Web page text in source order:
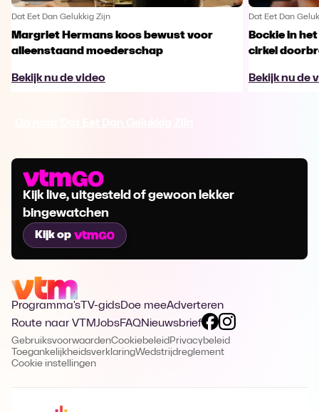
Dat Eet Dan Gelukkig Zijn
Margriet Hermans koos bewust voor
alleenstaand moederschap
Bekijk nu de video
Dat Eet Dan
Bockie in
cirkel
Bekijk nu de
Kijk live, uitgesteld of gewoon lekker
bingewatchen
Kijk op
Programma's TV-gidsDoe meeAdverteren
Route naar VTMJobsFAQNieuwsbrief
GebruiksvoorwaardenCookiebeleid Privacybeleid
ToegankelijkheidsverklaringWedstrijdreglement
Cookie instellingen